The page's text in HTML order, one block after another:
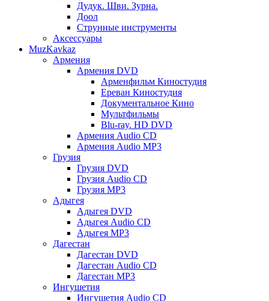
Дудук. Шви. Зурна.
Доол
Струнные инструменты
Аксессуары
MuzKavkaz
Армения
Армения DVD
Арменфильм Киностудия
Ереван Киностудия
Документальное Кино
Мультфильмы
Blu-ray. HD DVD
Армения Audio CD
Армения Audio MP3
Грузия
Грузия DVD
Грузия Audio CD
Грузия MP3
Адыгея
Адыгея DVD
Адыгея Audio CD
Адыгея MP3
Дагестан
Дагестан DVD
Дагестан Audio CD
Дагестан MP3
Ингушетия
Ингушетия Audio CD